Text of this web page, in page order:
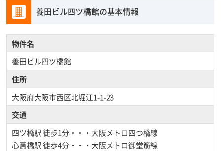
養田ビル四ツ橋館の基本情報
物件名
養田ビル四ツ橋館
住所
大阪府大阪市西区北堀江1-1-23
交通
四ツ橋駅徒歩1分・・・大阪メトロ四つ橋線
心斎橋駅徒歩4分・・・大阪メトロ御堂筋線